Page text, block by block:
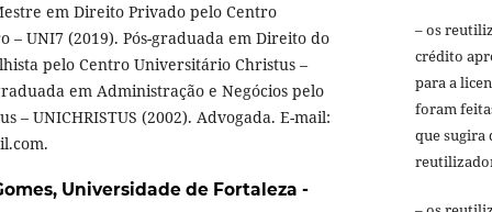
em Direito Privado pelo Centro
– UNI7 (2019). Pós-graduada em Direito do
pelo Centro Universitário Christus –
em Administração e Negócios pelo
– UNICHRISTUS (2002). Advogada. E-mail:
Universidade de Fortaleza -
– os
crédito
para a
foram
que sugira